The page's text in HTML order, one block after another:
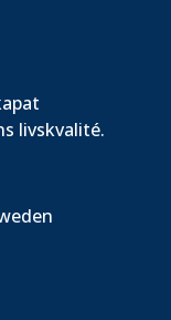
livskvalité.